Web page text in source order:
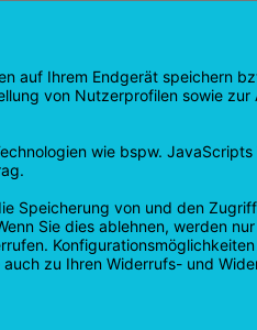
Startseite
Neuigkeiten
Rückgaben und Erstattungen
Datenschutzerklärung